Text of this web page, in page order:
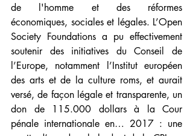
de l'homme et des réformes
économiques, sociales et légales. L’Open
Society Foundations a pu effectivement
soutenir des initiatives du Conseil de
l’Europe, notamment l’Institut européen
des arts et de la culture roms, et aurait
versé, de façon légale et transparente, un
don de 115.000 dollars à la Cour
pénale internationale en… 2017 : une